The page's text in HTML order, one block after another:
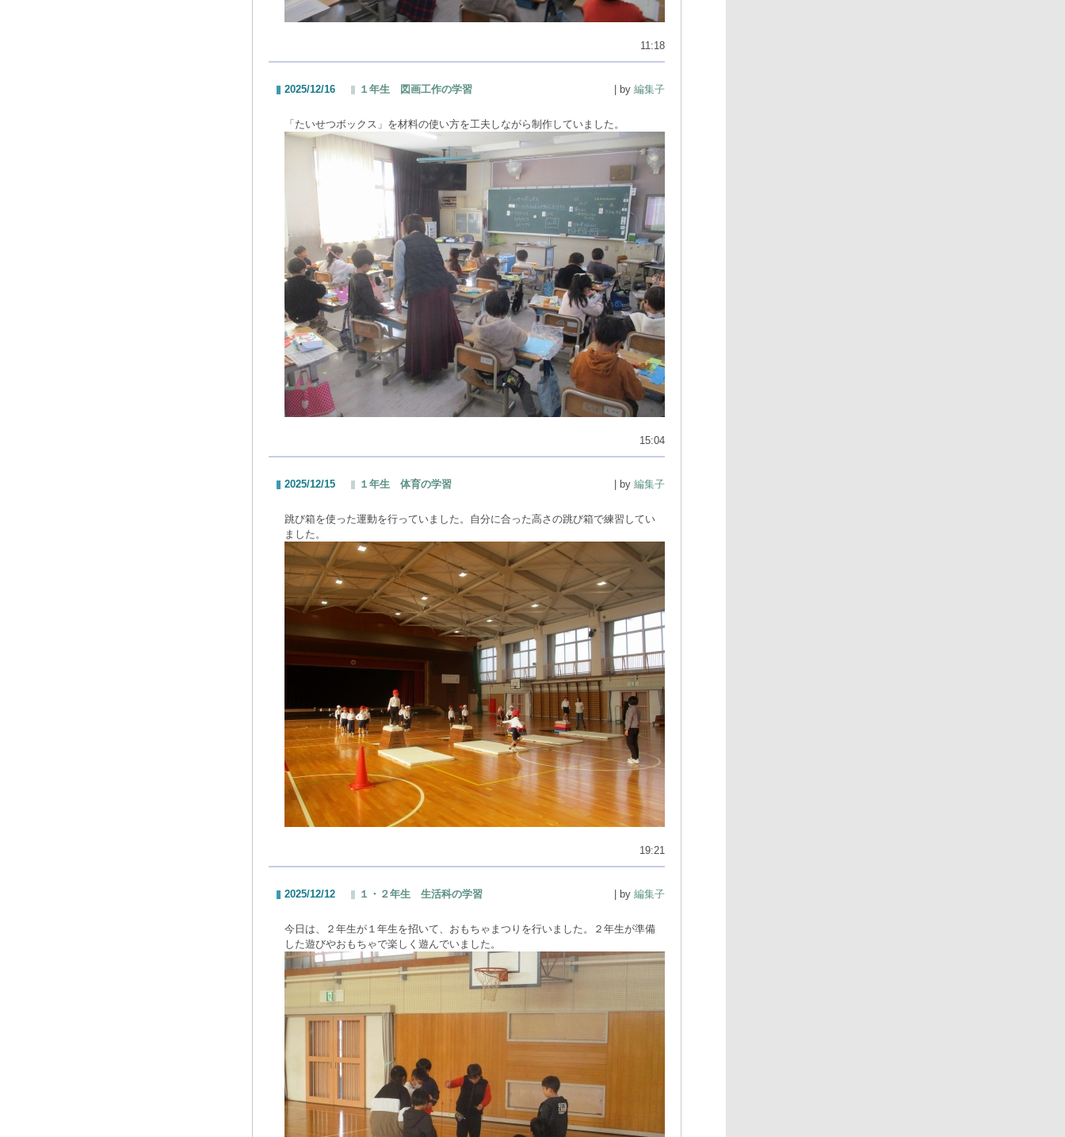
11:18
2025/12/16 １年生 図画工作の学習 | by 編集子
「たいせつボックス」を材料の使い方を工夫しながら制作していました。
15:04
2025/12/15 １年生 体育の学習 | by 編集子
跳び箱を使った運動を行っていました。自分に合った高さの跳び箱で練習してい
ました。
19:21
2025/12/12 １・２年生 生活科の学習 | by 編集子
今日は、２年生が１年生を招いて、おもちゃまつりを行いました。２年生が準備
した遊びやおもちゃで楽しく遊んでいました。